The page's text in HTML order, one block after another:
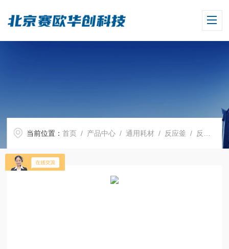
当前位置：首页 / 产品中心 /通用耗材 / 反应釜 / 反应釜400ml s1017